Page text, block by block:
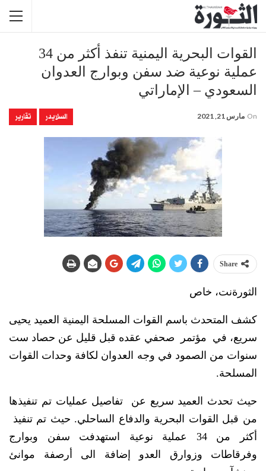
القوات البحرية اليمنية تنفذ أكثر من 34
عملية نوعية ضد سفن وبوارج العدوان
السعودي – الإماراتي
السلايدر تقارير On مارس 21, 2021
Share
الثورةنت، خاص
كشف المتحدث باسم القوات المسلحة اليمنية العميد يحيى
سريع، في مؤتمر صحفي عقده قبل قليل عن حصاد ست
سنوات من الصمود في وجه العدوان لكافة وحدات القوات
المسلحة.
حيث تحدث العميد سريع عن تفاصيل عمليات تم تنفيذها
من قبل القوات البحرية والدفاع الساحلي. حيث تم تنفيذ
أكثر من 34 عملية نوعية استهدفت سفن وبوارج
وفرقاطات وزوارق العدو إضافة الى أرصفة موانئ